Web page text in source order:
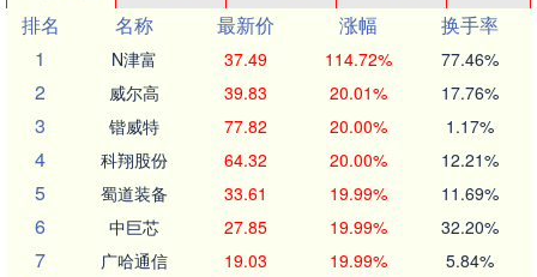
排名
名称 最新价 涨幅
换手率
1
N津富 37.49 114.72% 77.46%
2 威尔高 39.83 20.01% 17.76%
3 锴威特 77.82 20.00% 1.17%
4 科翔股份 64.32 20.00% 12.21%
5 蜀道装备 33.61 19.99% 11.69%
6 中巨芯 27.85 19.99% 32.20%
7 广哈通信 19.03 19.99% 5.84%